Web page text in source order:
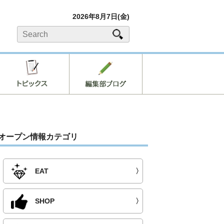
2026年8月7日(金)
ープン情報カテゴリ
EAT 〉
SHOP 〉